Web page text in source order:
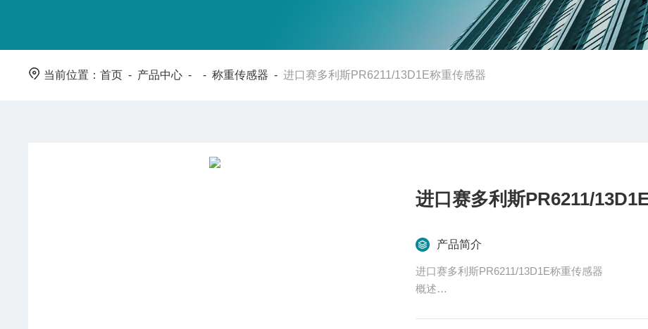
当前位置：首页 - 产品中心 - -称重传感器 -进口赛多利斯PR6211/13D1E称重传感器
进口赛多利斯PR6211/
产品简介
进口赛多利斯PR6211/13D1E称重传感器
概述